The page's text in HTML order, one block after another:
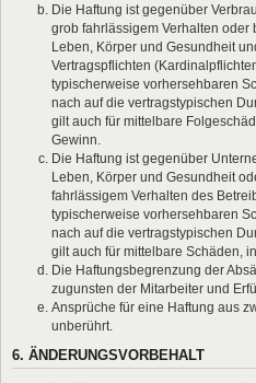
Die Haftung ist gegenüber
grob fahrlässigem Verhalten oder
Leben, Körper und Gesundheit
Vertragspflichten
typischerweise vorhersehbaren
nach auf die vertragstypischen
gilt auch für mittelbare
Gewinn.
Die Haftung ist gegenüber
Leben, Körper und Gesundheit
fahrlässigem Verhalten des
typischerweise vorhersehbaren
nach auf die vertragstypischen
gilt auch für mittelbare Schäden,
Die Haftungsbegrenzung der
zugunsten der Mitarbeiter und
Ansprüche für eine Haftung aus
unberührt.
6. ÄNDERUNGSVORBEHALT